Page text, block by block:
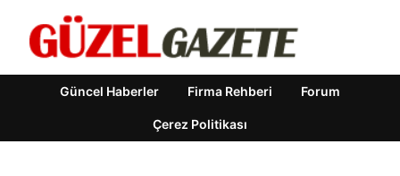
Güncel Haberler Firma Rehberi Forum
Çerez Politikası